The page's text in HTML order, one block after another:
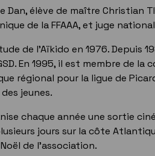
Dan, élève de maître Christian
de la FFAAA, et juge
de l'Aïkido en 1976. Depuis
En 1995, il est membre de la
régional pour la ligue de
jeunes.
chaque année une sortie
jours sur la côte
de l'association.